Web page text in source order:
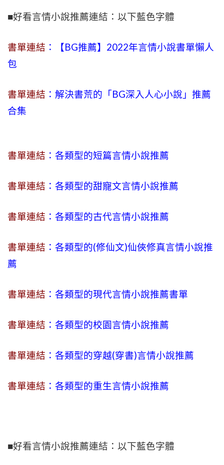
■好看言情小說推薦連結：以下藍色字體
書單連結 ：【BG推薦】2022年言情小說書單懶人
包
書單連結 ：解決書荒的「BG深入人心小說」推薦
合集
書單連結 ：各類型的短篇言情小說推薦
書單連結 ：各類型的甜寵文言情小說推薦
書單連結 ：各類型的古代言情小說推薦
書單連結 ：各類型的(修仙文)仙俠修真言情小說推
薦
書單連結 ：各類型的現代言情小說推薦書單
書單連結 ：各類型的校園言情小說推薦
書單連結 ：各類型的穿越(穿書)言情小說推薦
書單連結 ：各類型的重生言情小說推薦
■好看言情小說推薦連結：以下藍色字體